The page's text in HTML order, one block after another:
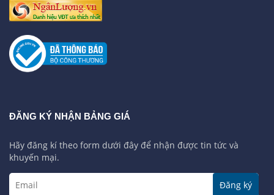
ĐĂNG KÝ NHẬN BẢNG GIÁ
Hãy đăng kí theo form dưới đây để nhận được tin tức và
khuyến mại.
Đăng ký